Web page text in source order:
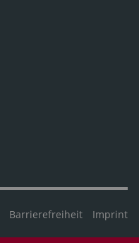
Barrierefreiheit Imprint